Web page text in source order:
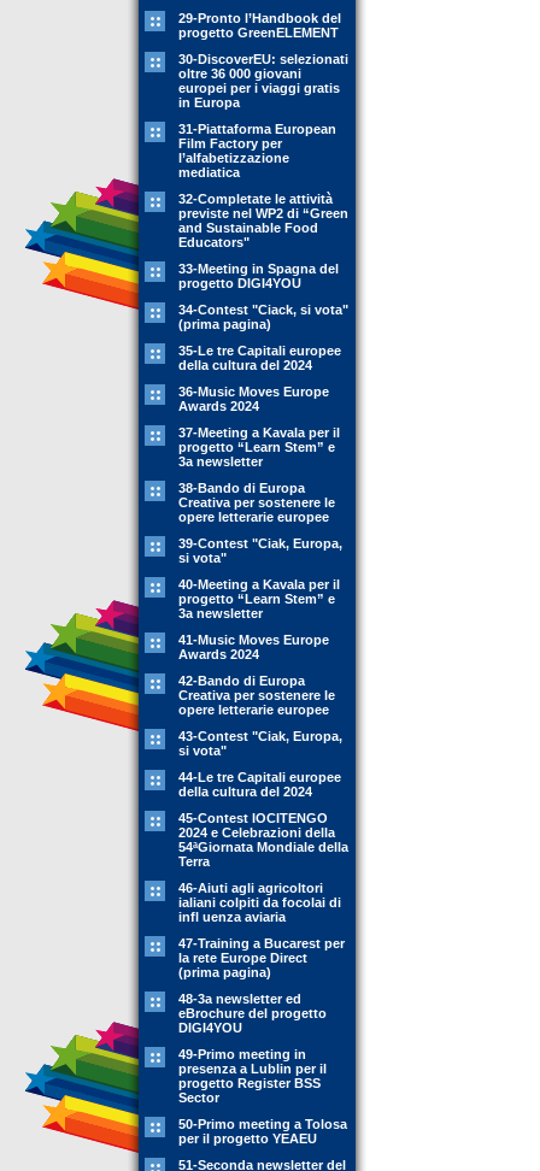
29-Pronto l’Handbook del
progetto GreenELEMENT
30-DiscoverEU: selezionati
oltre 36 000 giovani
europei per i viaggi gratis
in Europa
31-Piattaforma European
Film Factory per
l’alfabetizzazione
mediatica
32-Completate le attività
previste nel WP2 di “Green
and Sustainable Food
Educators"
33-Meeting in Spagna del
progetto DIGI4YOU
34-Contest "Ciack, si vota"
(prima pagina)
35-Le tre Capitali europee
della cultura del 2024
36-Music Moves Europe
Awards 2024
37-Meeting a Kavala per il
progetto “Learn Stem” e
3a newsletter
38-Bando di Europa
Creativa per sostenere le
opere letterarie europee
39-Contest "Ciak, Europa,
si vota"
40-Meeting a Kavala per il
progetto “Learn Stem” e
3a newsletter
41-Music Moves Europe
Awards 2024
42-Bando di Europa
Creativa per sostenere le
opere letterarie europee
43-Contest "Ciak, Europa,
si vota"
44-Le tre Capitali europee
della cultura del 2024
45-Contest IOCITENGO
2024 e Celebrazioni della
54ªGiornata Mondiale della
Terra
46-Aiuti agli agricoltori
ialiani colpiti da focolai di
infl uenza aviaria
47-Training a Bucarest per
la rete Europe Direct
(prima pagina)
48-3a newsletter ed
eBrochure del progetto
DIGI4YOU
49-Primo meeting in
presenza a Lublin per il
progetto Register BSS
Sector
50-Primo meeting a Tolosa
per il progetto YEAEU
51-Seconda newsletter del